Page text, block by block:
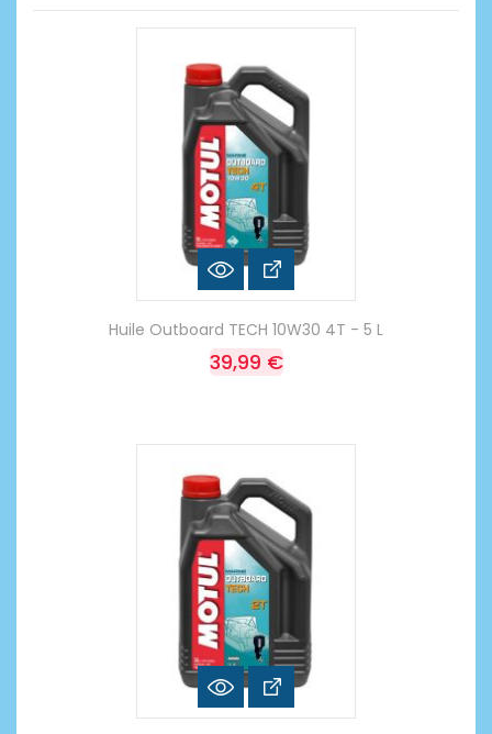
Huile Outboard TECH 10W30 4T - 5 L
39,99 €